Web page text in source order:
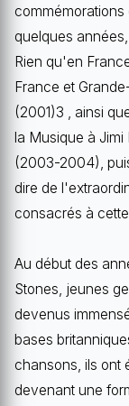
commémorations
quelques
Rien qu'en
France et
(2001)3 , ainsi
la Musique à
(2003-2004),
dire de
consacrés à
Au début des
Stones, jeunes
devenus
bases
chansons, ils ont
devenant une